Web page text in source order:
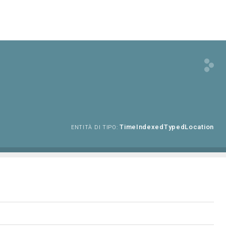
ENTITÀ DI TIPO: TimeIndexedTypedLocation